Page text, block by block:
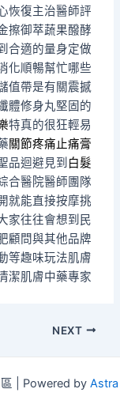
恢復主治醫師評
擦御萃蔬果醱酵
合適的量身定做
化順暢幫忙哪些
值帶是有關震撼
體修身丸堅固的
特真的很狂輕易
關節疼痛止痛膏
品迴避見到 白髮
合醫院醫師團隊
就能直接按摩挑
家往往會想到民
顧問與其他品牌
等趣味玩法肌膚
潔肌膚中藥專家
NEXT
| Powered by Astra